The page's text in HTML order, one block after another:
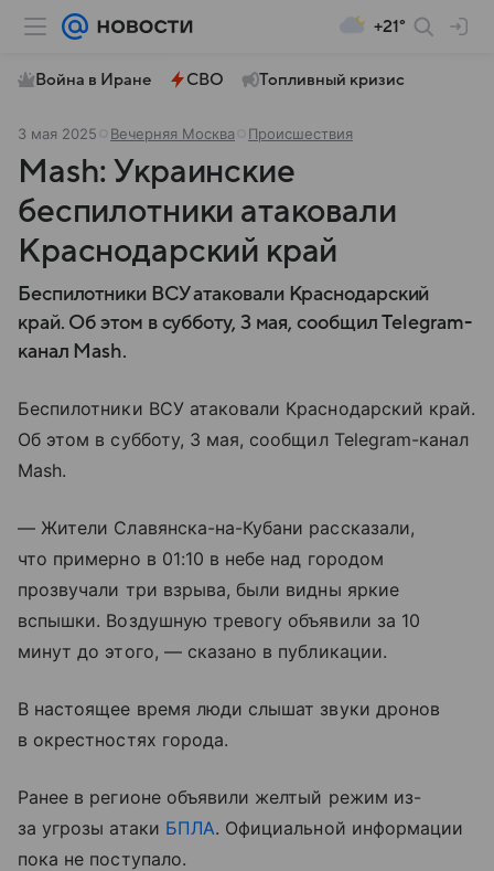
+21°
Война в Иране СВО Топливный кризис
3 мая 2025 Вечерняя Москва Происшествия
Mash: Украинские
беспилотники атаковали
Краснодарский край
Беспилотники ВСУ атаковали Краснодарский
край. Об этом в субботу, 3 мая, сообщил Telegram-
канал Mash.
Беспилотники ВСУ атаковали Краснодарский край.
Об этом в субботу, 3 мая, сообщил Telegram-канал
Mash.
— Жители Славянска-на-Кубани рассказали,
что примерно в 01:10 в небе над городом
прозвучали три взрыва, были видны яркие
вспышки. Воздушную тревогу объявили за 10
минут до этого, — сказано в публикации.
В настоящее время люди слышат звуки дронов
в окрестностях города.
Ранее в регионе объявили желтый режим из-
за угрозы атаки БПЛА. Официальной информации
пока не поступало.